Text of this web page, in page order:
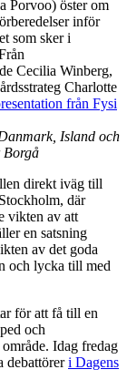
Porvoo) öster om
inför
som sker i
Cecilia Winberg,
Charlotte
från Fysi
Island och
Borgå
direkt iväg till
där
vikten av att
en satsning
av det goda
och lycka till med
för att få till en
och
Idag fredag
debattöreri Dagens